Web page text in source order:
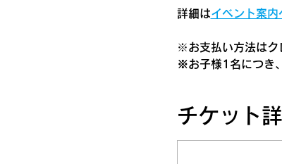
詳細はイベント案内
​※お支払い方法はク
※お子様1名につき
チケット